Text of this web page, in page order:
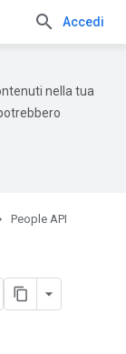
Accedi
nella tua
People API